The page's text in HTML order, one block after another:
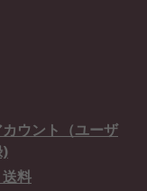
ウント（ユーザ
)
料